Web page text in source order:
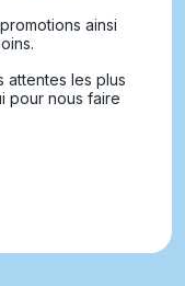
ainsi
attentes les plus
pour nous faire